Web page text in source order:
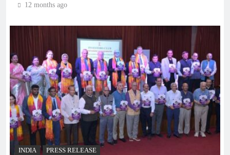
12 months ago
INDIA PRESS RELEASE